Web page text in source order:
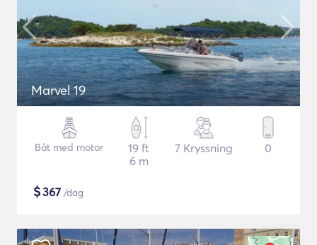
Marvel 19
Båt med motor
19 ft
6 m
7 Kryssning 0
$367 /dag